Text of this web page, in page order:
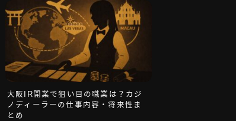
大阪IR開業で狙い目の職業は？カジ
ノディーラーの仕事内容・将来性ま
とめ